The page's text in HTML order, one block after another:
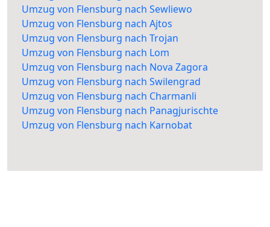
Umzug von Flensburg nach Sewliewo
Umzug von Flensburg nach Ajtos
Umzug von Flensburg nach Trojan
Umzug von Flensburg nach Lom
Umzug von Flensburg nach Nova Zagora
Umzug von Flensburg nach Swilengrad
Umzug von Flensburg nach Charmanli
Umzug von Flensburg nach Panagjurischte
Umzug von Flensburg nach Karnobat